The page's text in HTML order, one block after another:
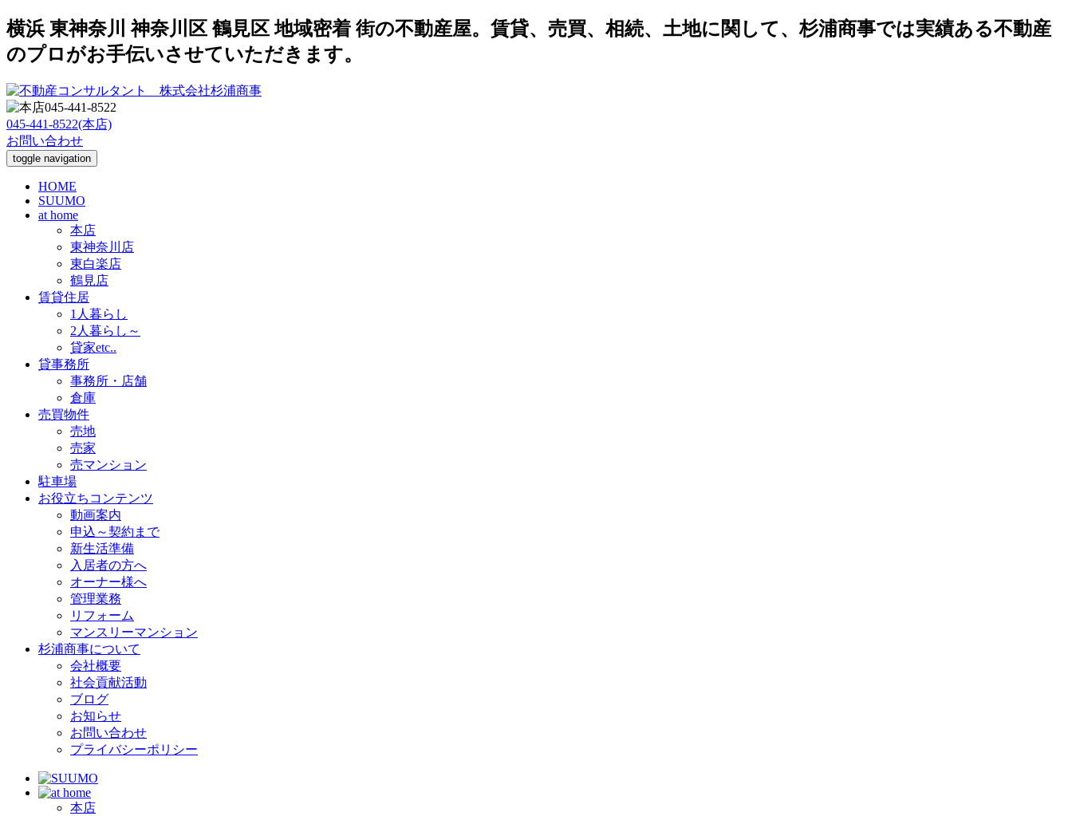
横浜 東神奈川 神奈川区 鶴見区 地域密着 街の不動産屋。賃貸、売買、相続、土地に関して、杉浦商事では実績ある不動産
のプロがお手伝いさせていただきます。
045-441-8522(本店)
お問い合わせ
toggle navigation
HOME
SUUMO
at home
本店
東神奈川店
東白楽店
鶴見店
賃貸住居
1人暮らし
2人暮らし～
貸家etc..
貸事務所
事務所・店舗
倉庫
売買物件
売地
売家
売マンション
駐車場
お役立ちコンテンツ
動画案内
申込～契約まで
新生活準備
入居者の方へ
オーナー様へ
管理業務
リフォーム
マンスリーマンション
杉浦商事について
会社概要
社会貢献活動
ブログ
お知らせ
お問い合わせ
プライバシーポリシー
本店